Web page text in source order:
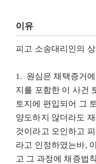
이유
피고 소송대리인의
1. 원심은 채택증거
지를 포함한 이 사건
토지에 편입되어 그
양도하지 않더라도
것이라고 오인하고
라고 인정하였는바,
고 그 과정에 채증법